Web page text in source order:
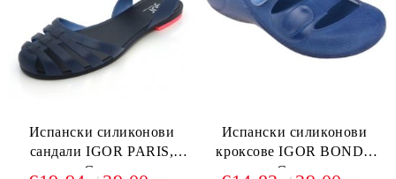
Испански силиконови
сандали IGOR PARIS,
Сини
Испански силиконови
кроксове IGOR BONDI,
Сини